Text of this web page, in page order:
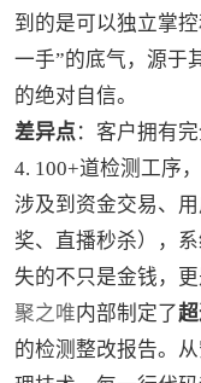
到的是可以独立掌
一手”的底气，源于
的绝对自信。
差异点 ：客户拥有
4. 100+道检测工序
涉及到资金交易、
奖、直播秒杀），
失的不只是金钱，更
聚之唯内部制定了
的检测整改报告。